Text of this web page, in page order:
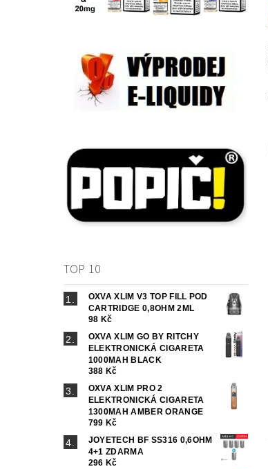
TOP 10
OXVA XLIM V3 TOP FILL POD
CARTRIDGE 0,8OHM 2ML
98 Kč
OXVA XLIM GO BY RITCHY
ELEKTRONICKÁ CIGARETA
1000MAH BLACK
388 Kč
OXVA XLIM PRO 2
ELEKTRONICKÁ CIGARETA
1300MAH AMBER ORANGE
799 Kč
JOYETECH BF SS316 0,6OHM
4+1 ZDARMA
296 Kč